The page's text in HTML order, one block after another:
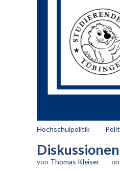
Hochschulpolitik
von Thomas Kleiser on